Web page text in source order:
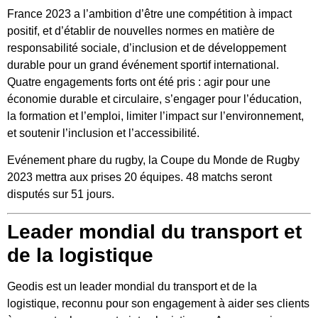
France 2023 a l’ambition d’être une compétition à impact
positif, et d’établir de nouvelles normes en matière de
responsabilité sociale, d’inclusion et de développement
durable pour un grand événement sportif international.
Quatre engagements forts ont été pris : agir pour une
économie durable et circulaire, s’engager pour l’éducation,
la formation et l’emploi, limiter l’impact sur l’environnement,
et soutenir l’inclusion et l’accessibilité.
Evénement phare du rugby, la Coupe du Monde de Rugby
2023 mettra aux prises 20 équipes. 48 matchs seront
disputés sur 51 jours.
Leader mondial du transport et
de la logistique
Geodis est un leader mondial du transport et de la
logistique, reconnu pour son engagement à aider ses clients